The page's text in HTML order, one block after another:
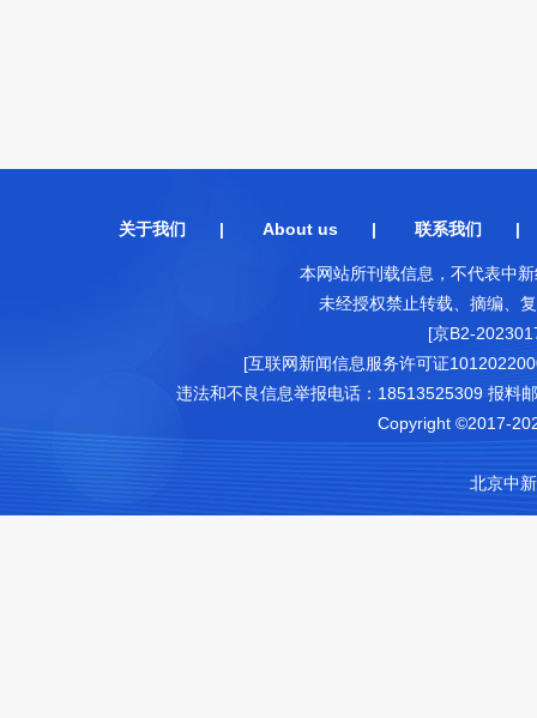
关于我们 | About us| 联系我们
本网站所刊载信息，不代表中
未经授权禁止转载、摘编、
[京B2-
[互联网新闻信息服务许可证
违法和不良信息举报电话：18513525309 报料
Copyright ©2017-
北京中